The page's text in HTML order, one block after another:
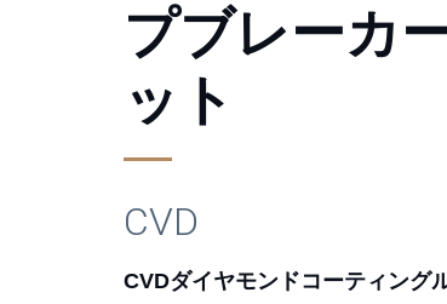
CVDダイヤモンドコーティングダウ
プブレーカ
ット
CVD
CVDダイヤモンドコーティング